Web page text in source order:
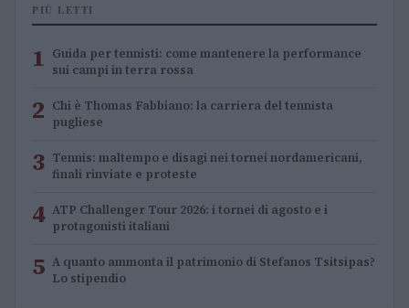
PIÙ LETTI
1 Guida per tennisti: come mantenere la performance
sui campi in terra rossa
2 Chi è Thomas Fabbiano: la carriera del tennista
pugliese
3 Tennis: maltempo e disagi nei tornei nordamericani,
finali rinviate e proteste
4 ATP Challenger Tour 2026: i tornei di agosto e i
protagonisti italiani
5 A quanto ammonta il patrimonio di Stefanos Tsitsipas?
Lo stipendio